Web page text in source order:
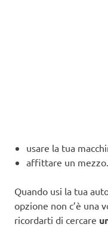
usare la tua
affittare un mezzo.
Quando usi la tua
opzione non c’è una
ricordarti di cercare